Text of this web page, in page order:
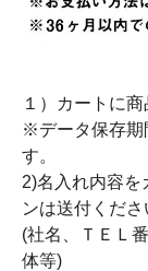
１）カートに
※データ保存期
す。
2)名入れ内容を
ンは送付くださ
(社名、ＴＥＬ
体等)